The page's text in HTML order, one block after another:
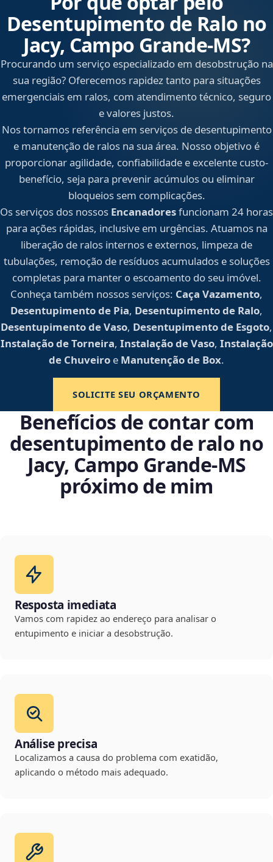
Desentupimento de Ralo no
Jacy, Campo Grande‑MS?
Procurando um serviço especializado em desobstrução na
sua região? Oferecemos rapidez tanto para situações
emergenciais em ralos, com atendimento técnico, seguro
e valores justos.
Nos tornamos referência em serviços de desentupimento
e manutenção de ralos na sua área. Nosso objetivo é
proporcionar agilidade, confiabilidade e excelente custo-
benefício, seja para prevenir acúmulos ou eliminar
bloqueios sem complicações.
Os serviços dos nossos Encanadoresfuncionam 24 horas
para ações rápidas, inclusive em urgências. Atuamos na
liberação de ralos internos e externos, limpeza de
tubulações, remoção de resíduos acumulados e soluções
completas para manter o escoamento do seu imóvel.
Conheça também nossos serviços: Caça Vazamento,
Desentupimento de Pia, Desentupimento de Ralo,
Desentupimento de Vaso, Desentupimento de Esgoto,
Instalação de Torneira, Instalação de Vaso, Instalação
de Chuveiro e Manutenção de Box.
SOLICITE SEU ORÇAMENTO
Benefícios de contar com
desentupimento de ralo no
Jacy, Campo Grande‑MS
próximo de mim
Resposta imediata
Vamos com rapidez ao endereço para analisar o
entupimento e iniciar a desobstrução.
Análise precisa
Localizamos a causa do problema com exatidão,
aplicando o método mais adequado.